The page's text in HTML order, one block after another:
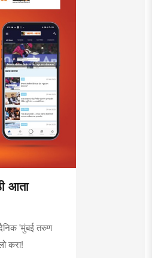
आता
'मुंबई तरुण
करा!